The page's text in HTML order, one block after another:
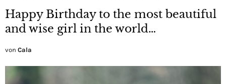
Happy Birthday to the most beautiful
and wise girl in the world…
von Cala